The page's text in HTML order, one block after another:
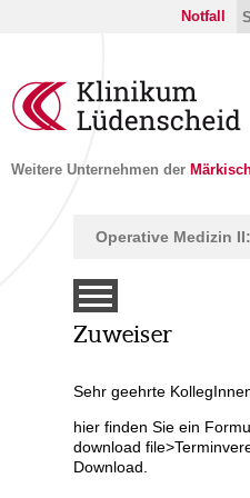
Notfall
Weitere Unternehmen der
Operative Medizin
Zuweiser
Sehr geehrte
hier finden Sie ein
download
Download.